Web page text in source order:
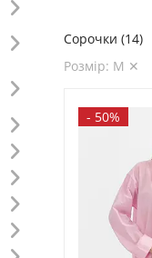
Сорочки (14)
Розмір: M ✕
- 50%